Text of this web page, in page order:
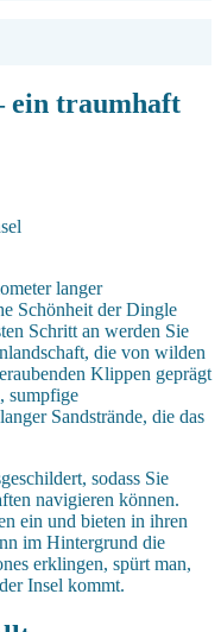
ein traumhaft
langer
Schönheit der Dingle
Schritt an werden Sie
die von wilden
Klippen geprägt
sumpfige
Sandstrände, die das
sodass Sie
navigieren können.
ein und bieten in ihren
im Hintergrund die
erklingen, spürt man,
Insel kommt.